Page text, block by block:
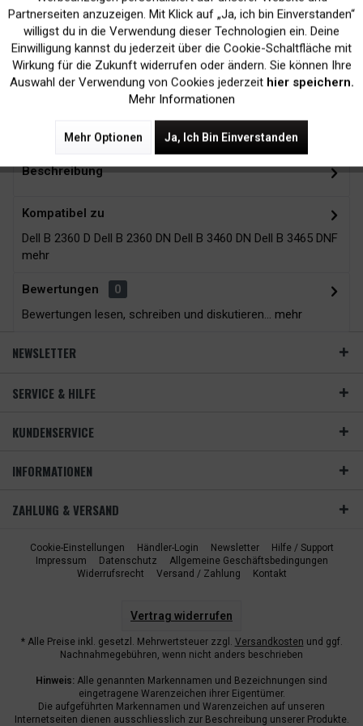
Kein Verlust der
Druckergarantie
Versand innerhalb von
24H*
Zubehör
Beschreibung
Kompatibel zu
Dell B 2360 D Dell B 2360 DN Dell B 3460 DN Dell B 3465 DNF
mehr
Bewertungen
0
Bewertungen lesen, schreiben und diskutieren... mehr
NEWSLETTER
SERVICE & HILFE
KUNDENSERVICE
INFORMATIONEN
ZAHLUNG & VERSAND
Cookie-Einstellungen Händler-Login Newsletter
Hilfe / Support
Impressum
Datenschutz
Allgemeine Geschäftsbedingungen
Widerrufsrecht
Versand / Zahlung Kontakt
Vertrag widerrufen
* Alle Preise inkl. gesetzl. Mehrwertsteuer zzgl. Versandkosten und ggf.
Nachnahmegebühren, wenn nicht anders beschrieben
Hinweis: Alle genannten Markennamen und Bezeichnungen sind
eingetragene Warenzeichen ihrer Eigentümer.
Die aufgeführten Markennamen und Warenzeichen auf unseren
Internetseiten dienen ausschliesslich zur Beschreibung unserer Produkte.
Marketing Inaktiv
Tracking Inaktiv
Partnerseiten anzuzeigen. Mit Klick auf „Ja, ich bin Einverstanden“
willigst du in die Verwendung dieser Technologien ein. Deine
Einwilligung kannst du jederzeit über die Cookie-Schaltfläche mit
Wirkung für die Zukunft widerrufen oder ändern. Sie können Ihre
Auswahl der Verwendung von Cookies jederzeit hier speichern.
Mehr Informationen
Mehr Optionen Ja, Ich Bin Einverstanden